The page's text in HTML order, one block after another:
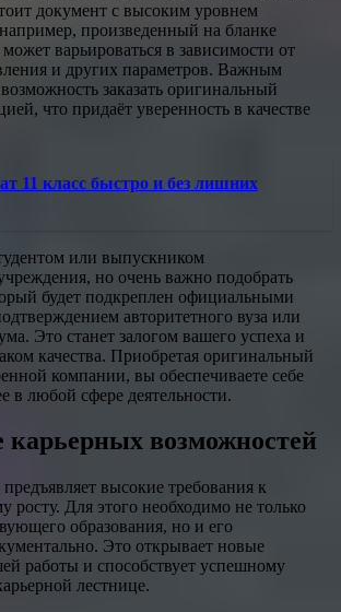
документ с высоким уровнем
произведенный на бланке
варьироваться в зависимости от
и других параметров. Важным
заказать оригинальный
что придаёт уверенность в качестве
11 класс быстро и без лишних
или выпускником
но очень важно подобрать
будет подкреплен официальными
авторитетного вуза или
Это станет залогом вашего успеха и
качества. Приобретая оригинальный
компании, вы обеспечиваете себе
в любой сфере деятельности.
возможностей
высокие требования к
росту. Для этого необходимо не только
образования, но и его
Это открывает новые
работы и способствует успешному
лестнице.